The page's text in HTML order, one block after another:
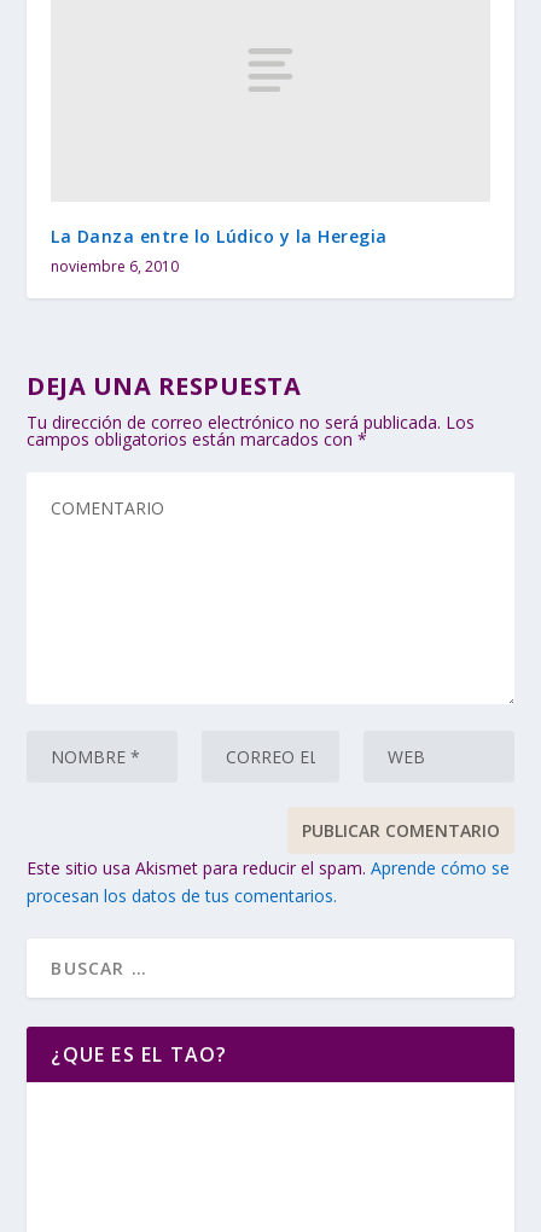
La Danza entre lo Lúdico y la Heregia
noviembre 6, 2010
DEJA UNA RESPUESTA
Tu dirección de correo electrónico no será publicada. Los
campos obligatorios están marcados con*
Este sitio usa Akismet para reducir el spam.Aprende cómo se
procesan los datos de tus comentarios.
¿QUE ES EL TAO?